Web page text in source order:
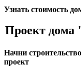
Узнать стоимость
Проект
Начни
проект